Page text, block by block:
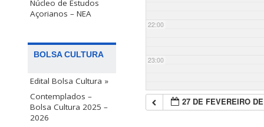
Núcleo de Estudos
Açorianos – NEA
BOLSA CULTURA
Edital Bolsa Cultura »
Contemplados –
Bolsa Cultura 2025 –
2026
22:00
23:00
27 DE FEVEREIRO